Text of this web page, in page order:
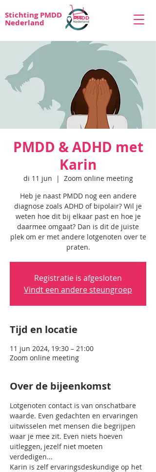
Stichting PMDD
Nederland
PMDD & ADHD met
Karin
di 11 jun
  |
Zoom online meeting
Heb je naast PMDD nog een andere
diagnose zoals ADHD of bipolair? Wil je
weten hoe dit bij elkaar past en hoe je
daarmee omgaat? Dan is dit de juiste
plek om er met andere lotgenoten over te
praten.
Registratie is afgesloten
Vindt een andere steungroep
Tijd en locatie
11 jun 2024, 19:30 – 21:00
Zoom online meeting
Over de bijeenkomst
Lotgenoten contact is van onschatbare
waarde. Even gedachten en ervaringen
uitwisselen met mensen die begrijpen
waar je mee zit. Even niets hoeven
uitleggen, jezelf niet moeten
verdedigen...
Karin is zelf ervaringsdeskundige op het